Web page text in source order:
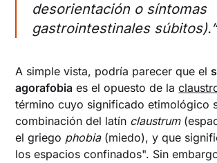
desorientación o síntomas
gastrointestinales súbitos).”
A simple vista, podría parecer que el
agorafobia es el opuesto de la
término cuyo significado etimológico
combinación del latín claustrum
el griego phobia(miedo), y que
los espacios confinados". Sin